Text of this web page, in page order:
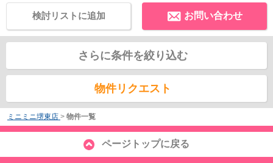
お問い合わせ
検討リストに追加
さらに条件を絞り込む
物件リクエスト
ミニミニ堺東店 > 物件一覧
ページトップに戻る